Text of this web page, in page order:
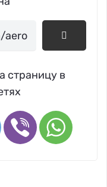
страницу в